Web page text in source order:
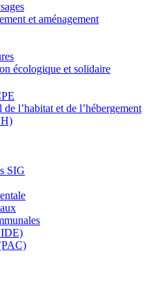
et aménagement
écologique et solidaire
l’habitat et de l’hébergement
SIG